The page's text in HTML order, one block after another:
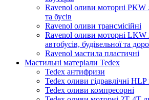
Ravenol оливи моторні PKW
та бусів
Ravenol оливи трансмісійні
Ravenol оливи моторні LKW
автобусів, будівельної та
Ravenol мастила пластичні
Мастильні матеріали Tedex
Tedex антифризи
Tedex оливи гідравлічні
Tedex оливи компресорні